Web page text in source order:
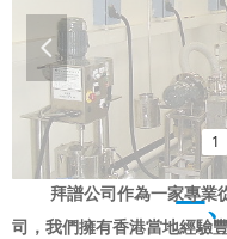
一
拜譜公司作為一家專業
司，我們擁有香港當地經驗
1
넳